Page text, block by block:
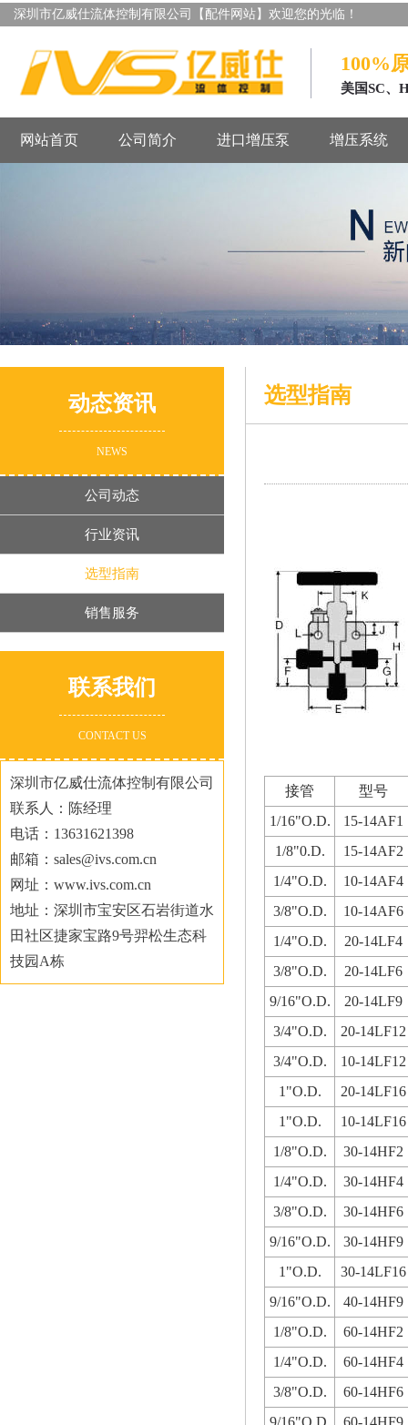
深圳市亿威仕流体控制有限公司【配件网站】欢迎您的光临！
100%
美国SC、
网站首页 公司简介 进口增压泵 增压系统
动态资讯
NEWS
公司动态
行业资讯
选型指南
销售服务
联系我们
CONTACT US
深圳市亿威仕流体控制有限公司
联系人：陈经理
电话：13631621398
邮箱：sales@ivs.com.cn
网址：www.ivs.com.cn
地址：深圳市宝安区石岩街道水
田社区捷家宝路9号羿松生态科
技园A栋
选型指南
接管
型号
1/16"O.D.
15-14AF1
1/8"0.D.
15-14AF2
1/4"O.D.
10-14AF4
3/8"O.D.
10-14AF6
1/4"O.D.
20-14LF4
3/8"O.D.
20-14LF6
9/16"O.D.
20-14LF9
3/4"O.D.
20-14LF12
3/4"O.D.
10-14LF12
1"O.D.
20-14LF16
1"O.D.
10-14LF16
1/8"O.D.
30-14HF2
1/4"O.D.
30-14HF4
3/8"O.D.
30-14HF6
9/16"O.D.
30-14HF9
1"O.D.
30-14LF16
9/16"O.D.
40-14HF9
1/8"O.D.
60-14HF2
1/4"O.D.
60-14HF4
3/8"O.D.
60-14HF6
9/16"O.D.
60-14HF9